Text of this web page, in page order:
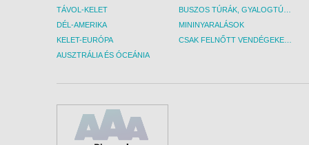
TÁVOL-KELET
DÉL-AMERIKA
KELET-EURÓPA
AUSZTRÁLIA ÉS ÓCEÁNIA
MININYARALÁSOK